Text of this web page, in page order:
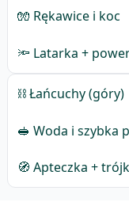
🧤 Rękawice i koc
🔦 Latarka +
⛓️ Łańcuchy (góry)
🥪 Woda i szybka
🧭 Apteczka +